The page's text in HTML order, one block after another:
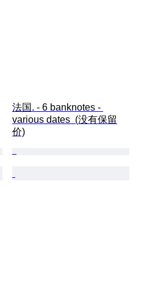
法国. - 6 banknotes -
various dates  (没有保留
价)